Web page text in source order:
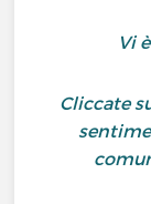
Vi
Cliccate